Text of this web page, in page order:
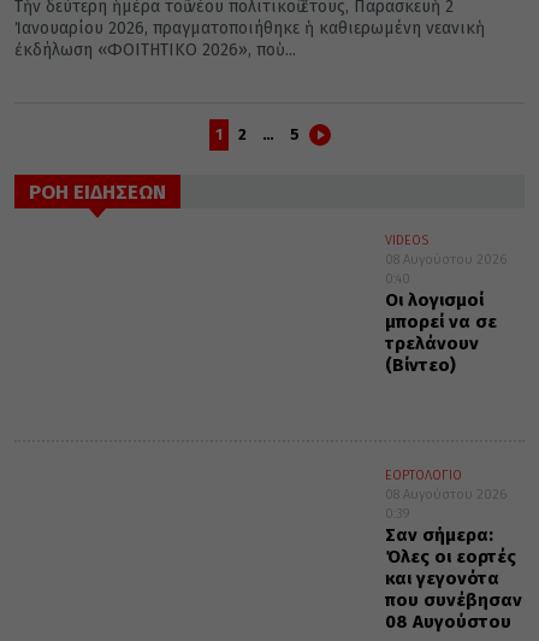
Τὴν δεύτερη ἡμέρα τοῦ νέου πολιτικοῦ ἔτους, Παρασκευὴ 2
Ἰανουαρίου 2026, πραγματοποιήθηκε ἡ καθιερωμένη νεανικὴ
ἐκδήλωση «ΦΟΙΤΗΤΙΚΟ 2026», ποὺ...
1 2 … 5
ΡΟΗ ΕΙΔΗΣΕΩΝ
VIDEOS
08 Αυγούστου 2026
0:40
Οι λογισμοί
μπορεί να σε
τρελάνουν
(Βίντεο)
ΕΟΡΤΟΛΟΓΙΟ
08 Αυγούστου 2026
0:39
Σαν σήμερα:
Όλες οι εορτές
και γεγονότα
που συνέβησαν
08 Αυγούστου